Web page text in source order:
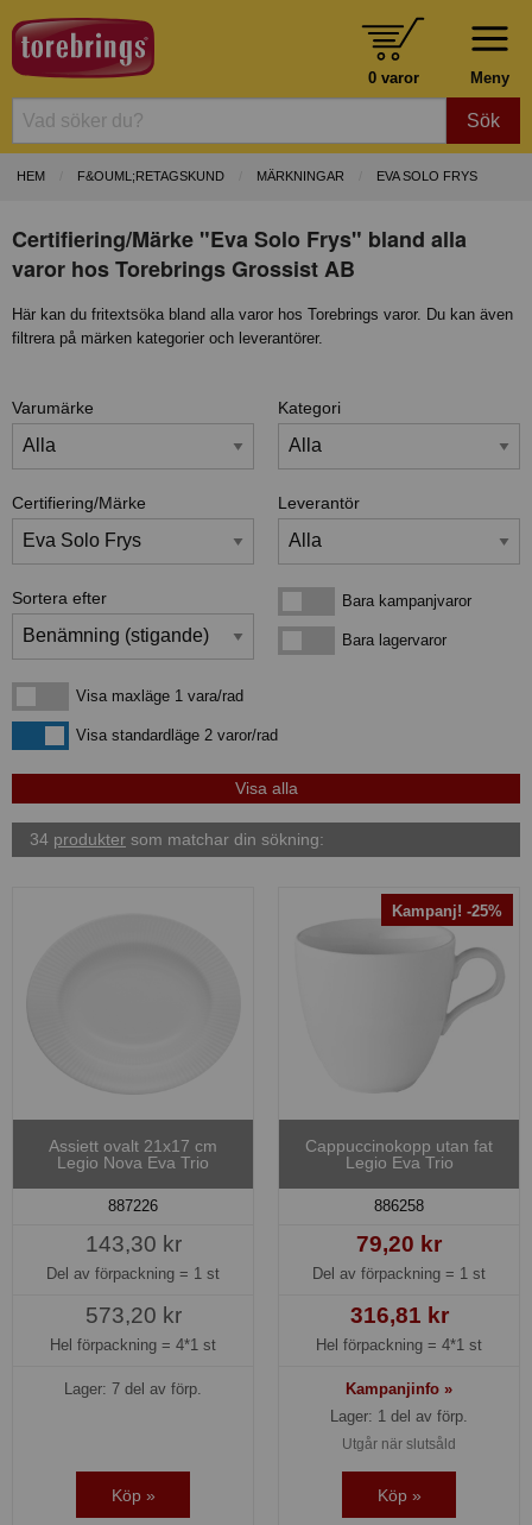
Meny
0 varor
Sök
HEM F&OUML;RETAGSKUND MÄRKNINGAR EVA SOLO FRYS
Certifiering/Märke "Eva Solo Frys" bland alla
varor hos Torebrings Grossist AB
Här kan du fritextsöka bland alla varor hos Torebrings varor. Du kan även
filtrera på märken kategorier och leverantörer.
Varumärke Kategori
Certifiering/Märke Leverantör
Sortera efter Bara kampanjvarorBara kampanjvaror
Bara lagervarorBara lagervaror
Visa maxläge 1 vara/rad
Visa maxläge 1 vara/rad
Visa standardlägeVisa standardläge 2 varor/rad
34 produkter som matchar din sökning:
Assiett ovalt 21x17 cm
Legio Nova Eva Trio
887226
143,30 kr
Del av förpackning = 1 st
573,20 kr
Hel förpackning = 4*1 st
Lager: 7 del av förp.
Köp »
Kampanj! -25%
Cappuccinokopp utan fat
Legio Eva Trio
886258
79,20 kr
Del av förpackning = 1 st
316,81 kr
Hel förpackning = 4*1 st
Kampanjinfo »
Lager: 1 del av förp.
Utgår när slutsåld
Köp »